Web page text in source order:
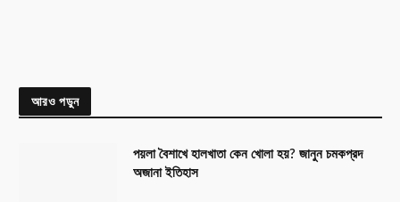
আরও পড়ুন
পয়লা বৈশাখে হালখাতা কেন খোলা হয়? জানুন চমকপ্রদ
অজানা ইতিহাস